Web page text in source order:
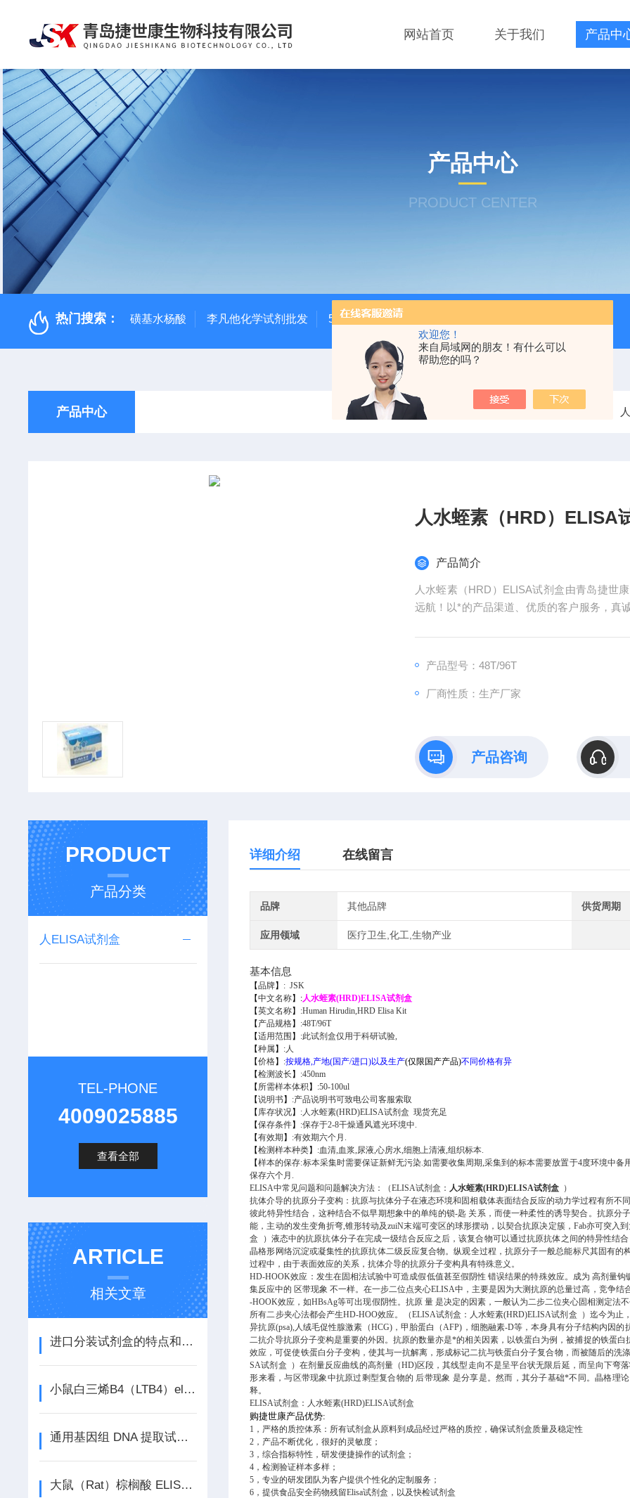
欢迎您！
来自局域网的朋友！有什么可以
帮助您的吗？
网站首页 关于我们 产品中
产品中心
PRODUCT CENTER
热门搜索： 磺基水杨酸 李凡他化学试剂批发 500次MTS细胞增殖与细胞毒性检测试剂盒 48t/96t国产
产品中心 当前位置：首页 产品中心
人水蛭素（HRD）ELISA
产品简介
人水蛭素（HRD）ELISA试剂盒由青岛捷世
远航！以*的产品渠道、优质的客户服务，真
产品型号：48T/96T
厂商性质：生产厂家
产品咨询
详细介绍 在线留言
品牌 其他品牌 供货周期
应用领域 医疗卫生,化工,生物产业
基本信息
【品牌】 : JSK
【中文名称】 :人水蛭素(HRD)ELISA试剂盒
【英文名称】 :Human Hirudin,HRD Elisa Kit
【 产品规格】 :48T/96T
【适用范围 】 :此试剂盒仅用于科研试验,
【种属】 :人
【价格】 :按规格,产地(国产/进口)以及生产(仅限国产产品)不同价格有异
【检测波长 】 :450nm
【 所需样本体积 】 :50-100ul
【说明书】 :产品说明书可致电公司客服索取
【 库存状况】 :人水蛭素(HRD)ELISA试剂盒 现货充足
【保存条件】 :保存于2-8干燥通风遮光环境中.
【有效期 】 :有效期六个月.
【检测样本种类】 :血清,血浆,尿液,心房水,细胞上清液,组织标本.
【样本的保存:标本采集时需要保证新鲜无污染.如需要收集周期,采集到的标本需要放置于4度环境中
保存六个月.
ELISA中常见问题和问题解决方法 ：（ELISA试剂盒： 人水蛭素(HRD)ELISA试剂盒 ）
抗体介导的抗原分子变构：抗原与抗体分子在液态环境和固相载体表面结合反应的动力学过程有所不
彼此特异性结合，这种结合不似早期想象中的单纯的锁-匙 关系，而使一种柔性的诱导契合。抗原分
能，主动的发生变角折弯,锥形转动及zuiN末端可变区的球形摆动，以契合抗原决定簇，Fab亦可突入
盒 ）液态中的抗原抗体分子在完成一级结合反应之后，该复合物可以通过抗原抗体之间的特异性结
晶格形网络沉淀或凝集性的抗原抗体二级反应复合物。纵观全过程，抗原分子一般总能标尺其固有
过程中，由于表面效应的关系，抗体介导的抗原分子变构具有特殊意义。
HD-HOOK效应：发生在固相法试验中可造成假低值甚至假阴性 错误结果的特殊效应。成为 高剂量
集反应中的 区带现象 不一样。在一步二位点夹心ELISA中，主要是因为大测抗原的总量过高，竞争
-HOOK效应，如HBsAg等可出现假阴性。抗原 量 是决定的因素，一般认为二步二位夹心固相测定法
所有二步夹心法都会产生HD-HOO效应。（ELISA试剂盒：人水蛭素(HRD)ELISA试剂盒 ）迄今为
异抗原(psa),人绒毛促性腺激素（HCG)，甲胎蛋白（AFP)，细胞融素-D等，本身具有分子结构内因
二抗介导抗原分子变构是重要的外因。抗原的数量亦是*的相关因素，以铁蛋白为例，被捕捉的铁蛋
效应，可促使铁蛋白分子变构，使其与一抗解离，形成标记二抗与铁蛋白分子复合物，而被随后的洗
SA试剂盒 ）在剂量反应曲线的高剂量（HD)区段，其线型走向不是呈平台状无限后延，而呈向下弯
形来看，与区带现象中抗原过剩型复合物的 后带现象 是分享是。然而，其分子基础*不同。晶格理
释。
ELISA试剂盒：人水蛭素(HRD)ELISA试剂盒
购捷世康产品优势:
1，严格的质控体系：所有试剂盒从原料到成品经过严格的质控，确保试剂盒质量及稳定性
2，产品不断优化，很好的灵敏度；
3，综合指标特性，研发便捷操作的试剂盒；
4，检测验证样本多样；
5，专业的研发团队为客户提供个性化的定制服务；
6，提供食品安全药物残留Elisa试剂盒，以及快检试剂盒
PRODUCT
产品分类
人ELISA试剂盒
TEL-PHONE
4009025885
查看全部
ARTICLE
相关文章
进口分装试剂盒的特点和适用范围
小鼠白三烯B4（LTB4）elisa试剂盒的样本处理及注意事项
通用基因组 DNA 提取试剂盒使用说明书
大鼠（Rat）棕榈酸 ELISA检测试剂盒说明书